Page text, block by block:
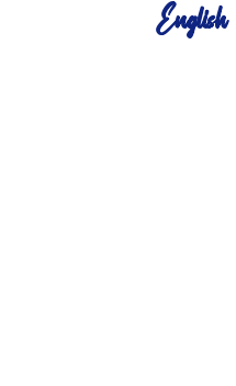
English